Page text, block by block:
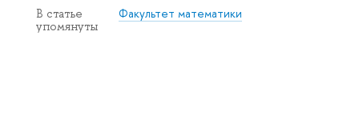
В статье
упомянуты
Факультет математики